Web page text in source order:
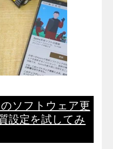
ソフトウェア更
設定を試してみ